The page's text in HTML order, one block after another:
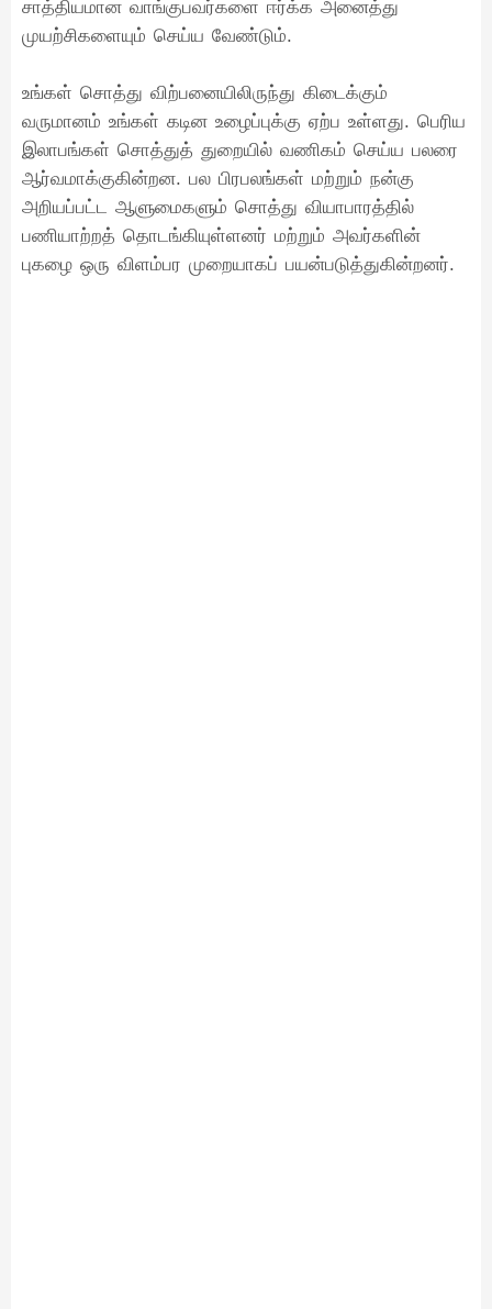
சாத்தியமான வாங்குபவர்களை ஈர்க்க அனைத்து
முயற்சிகளையும் செய்ய வேண்டும்.
உங்கள் சொத்து விற்பனையிலிருந்து கிடைக்கும்
வருமானம் உங்கள் கடின உழைப்புக்கு ஏற்ப உள்ளது. பெரிய
இலாபங்கள் சொத்துத் துறையில் வணிகம் செய்ய பலரை
ஆர்வமாக்குகின்றன. பல பிரபலங்கள் மற்றும் நன்கு
அறியப்பட்ட ஆளுமைகளும் சொத்து வியாபாரத்தில்
பணியாற்றத் தொடங்கியுள்ளனர் மற்றும் அவர்களின்
புகழை ஒரு விளம்பர முறையாகப் பயன்படுத்துகின்றனர்.